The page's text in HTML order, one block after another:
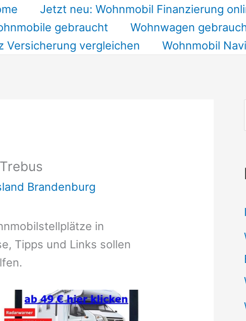
Jetzt neu: Wohnmobil Finanzierung
gebraucht
Wohnwagen
Versicherung vergleichen
Wohnmobil
Brandenburg
in
Tipps und Links sollen